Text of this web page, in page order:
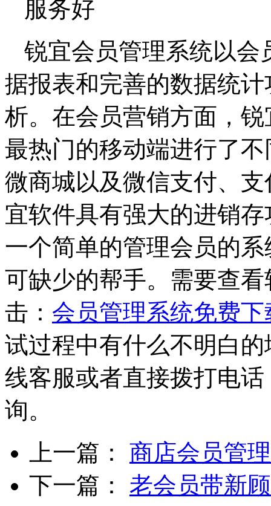
锐宜会员管理系统以会
据报表和完善的数据统
析。在会员营销方面，
最热门的移动端进行了
微商城以及微信支付、
宜软件具有强大的进销
一个简单的管理会员的
可缺少的帮手。需要查
击： 会员管理系统免费下
试过程中有什么不明白
线客服或者直接拨打电话
询。
上一篇： 商店会员管
下一篇： 老会员带新